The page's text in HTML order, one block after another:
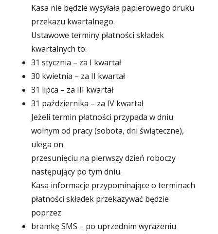
Kasa nie będzie wysyłała papierowego druku
przekazu kwartalnego.
Ustawowe terminy płatności składek
kwartalnych to:
31 stycznia – za I kwartał
30 kwietnia – za II kwartał
31 lipca – za III kwartał
31 października – za IV kwartał
Jeżeli termin płatności przypada w dniu
wolnym od pracy (sobota, dni świąteczne),
ulega on
przesunięciu na pierwszy dzień roboczy
następujący po tym dniu.
Kasa informacje przypominające o terminach
płatności składek przekazywać będzie
poprzez:
bramkę SMS – po uprzednim wyrażeniu